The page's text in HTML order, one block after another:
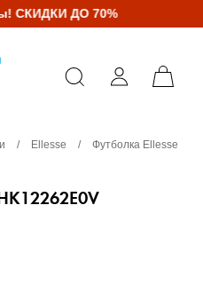
СКИДКИ ДО 70%
/ Ellesse /
Футболка Ellesse